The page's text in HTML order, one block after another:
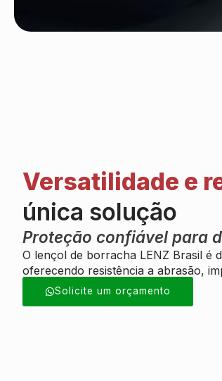
Versatilidade e
única solução
Proteção confiável para
O lençol de borracha LENZ Brasil é
oferecendo resistência a abrasão,
Solicite um orçamento